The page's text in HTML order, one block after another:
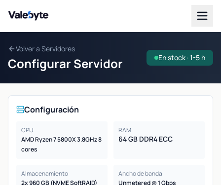
Valebyte
Volver a Servidores
Configurar Servidor En stock · 1-5 h
Configuración
CPU
AMD Ryzen 7 5800X 3.8GHz 8
cores
RAM
64 GB DDR4 ECC
Almacenamiento
2x 960 GB (NVME SoftRAID)
Ancho de banda
Unmetered @ 1 Gbps